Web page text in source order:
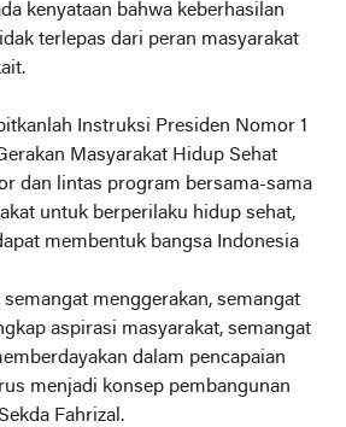
kenyataan bahwa keberhasilan
terlepas dari peran masyarakat
Instruksi Presiden Nomor 1
Masyarakat Hidup Sehat
dan lintas program bersama-sama
untuk berperilaku hidup sehat,
membentuk bangsa Indonesia
semangat menggerakan, semangat
aspirasi masyarakat, semangat
dalam pencapaian
menjadi konsep pembangunan
Fahrizal.